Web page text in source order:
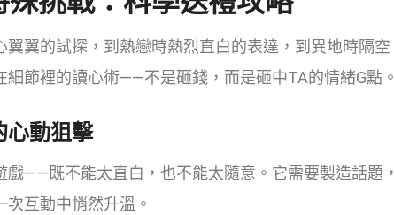
翼的試探，到熱戀時熱烈直白的表達，到異地時隔空
節裡的讀心術——不是砸錢，而是砸中TA的情緒G點。
心動狙擊
戲——既不能太直白，也不能太隨意。它需要製造話題，
互動中悄然升溫。